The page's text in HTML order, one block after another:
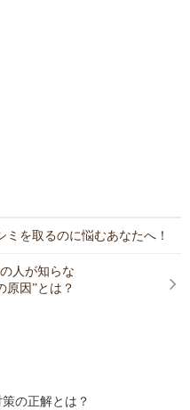
ミを取るのに悩むあなたへ！
人が知らな
原因”とは？
策の正解とは？